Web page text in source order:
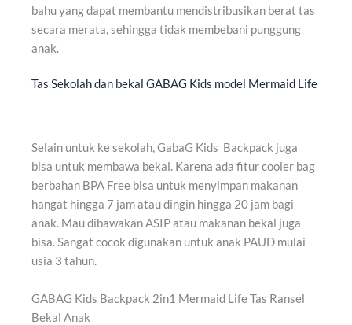
bahu yang dapat membantu mendistribusikan berat tas
secara merata, sehingga tidak membebani punggung
anak.
Tas Sekolah dan bekal GABAG Kids model Mermaid Life
Selain untuk ke sekolah, GabaG Kids Backpack juga
bisa untuk membawa bekal. Karena ada fitur cooler bag
berbahan BPA Free bisa untuk menyimpan makanan
hangat hingga 7 jam atau dingin hingga 20 jam bagi
anak. Mau dibawakan ASIP atau makanan bekal juga
bisa. Sangat cocok digunakan untuk anak PAUD mulai
usia 3 tahun.
GABAG Kids Backpack 2in1 Mermaid Life Tas Ransel
Bekal Anak